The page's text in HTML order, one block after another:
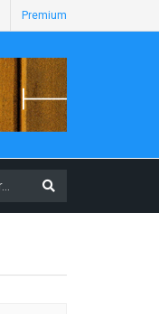
Premium